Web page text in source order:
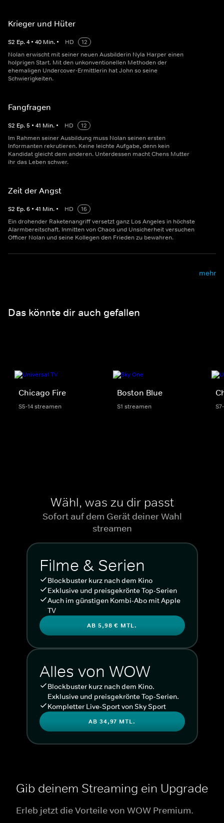
Krieger und Hüter
S2 Ep.4 • 40 Min. • HD
12
Nolan erwischt mit seiner neuen Ausbilderin Nyla Harper einen
holprigen Start. Mit den unkonventionellen Methoden der
ehemaligen Undercover-Ermittlerin hat John so seine
Schwierigkeiten.
Fangfragen
S2 Ep.5 • 41 Min. • HD
12
Im Rahmen seiner Ausbildung muss Nolan seinen ersten
Informanten rekrutieren. Keine leichte Aufgabe, denn kein
Kandidat gleicht dem anderen. Unterdessen macht Chens Mutter
ihr das Leben schwer.
Zeit der Angst
S2 Ep.6 • 41 Min. • HD
16
Ein drohender Raketenangriff versetzt ganz Los Angeles in höchste
Alarmbereitschaft. Inmitten von Chaos und Unsicherheit versuchen
Officer Nolan und seine Kollegen den Frieden zu bewahren.
mehr
Das könnte dir auch gefallen
Chicago Fire
S5-14 streamen
Boston Blue
S1 streamen
Wähl, was zu dir passt
Sofort auf dem Gerät deiner Wahl
streamen
Filme & Serien
Blockbuster kurz nach dem Kino
Exklusive und preisgekrönte Top-Serien
Auch im günstigen Kombi-Abo mit Apple
TV
AB 5,98 € MTL.
Alles von WOW
Blockbuster kurz nach dem Kino.
Exklusive und preisgekrönte Top-Serien.
Kompletter Live-Sport von Sky Sport
AB 34,97 MTL.
Gib deinem Streaming ein Upgrade
Erleb jetzt die Vorteile von WOW Premium.